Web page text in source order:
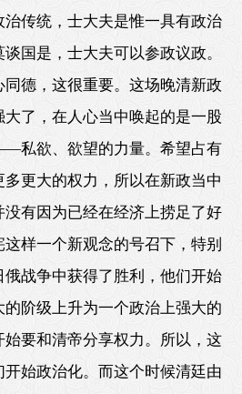
传统，士大夫是惟一具有政治
国是，士大夫可以参政议政。
德，这很重要。这场晚清新政
了，在人心当中唤起的是一股
私欲、欲望的力量。希望占有
更大的权力，所以在新政当中
有因为已经在经济上捞足了好
样一个新观念的号召下，特别
战争中获得了胜利，他们开始
阶级上升为一个政治上强大的
始要和清帝分享权力。所以，这
始政治化。而这个时候清廷由